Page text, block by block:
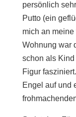
persönlich
Putto (ein
mich an
Wohnung war
schon als
Figur
Engel auf und